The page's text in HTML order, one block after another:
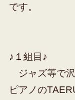
です。
♪１組目♪
ジャズ等で
ピアノの